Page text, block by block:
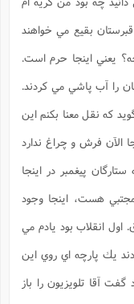
بقيع مي خواهند
يعني اينجا حرم است.
را آب پاشي مي كردند.
كه نقل معنا بكنم اين
فرش و چراغ ندارد
پيغمبر در اينجا
هست، اينجا وجود
اول انقلاب بود يادم مي
يك پارچه اي روي اين
آقا تلويزيون را باز